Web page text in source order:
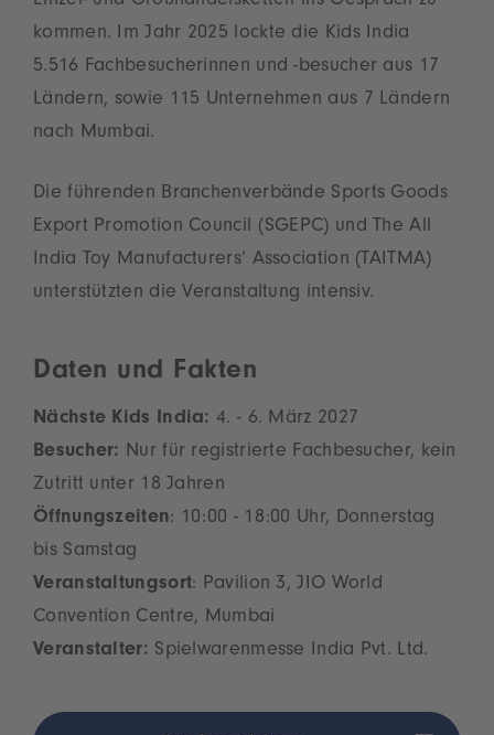
kommen. Im Jahr 2025 lockte die Kids India
5.516 Fachbesucherinnen und -besucher aus 17
Ländern, sowie 115 Unternehmen aus 7 Ländern
nach Mumbai.
Die führenden Branchenverbände Sports Goods
Export Promotion Council (SGEPC) und The All
India Toy Manufacturers‘ Association (TAITMA)
unterstützten die Veranstaltung intensiv.
Daten und Fakten
Nächste Kids India: 4. - 6. März 2027
Besucher: Nur für registrierte Fachbesucher, kein
Zutritt unter 18 Jahren
Öffnungszeiten: 10:00 - 18:00 Uhr, Donnerstag
bis Samstag
Veranstaltungsort: Pavilion 3, JIO World
Convention Centre, Mumbai
Veranstalter: Spielwarenmesse India Pvt. Ltd.